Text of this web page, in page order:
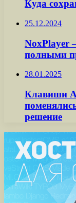
Куда
25.12.2024
NoxPlayer
полными
28.01.2025
Клавиши
решение